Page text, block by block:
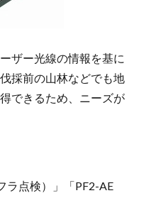
ザー光線の情報を基に
採前の山林などでも地
できるため、ニーズが
ラ点検）」「PF2-AE